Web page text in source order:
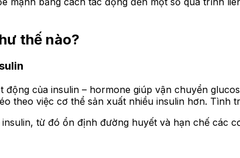
thế nào?
của insulin – hormone giúp vận chuyển
theo việc cơ thể sản xuất nhiều insulin hơn. Tình
từ đó ổn định đường huyết và hạn chế các